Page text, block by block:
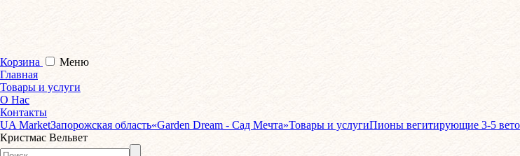
Корзина
Меню
Главная
Товары и услуги
О Нас
Контакты
UA MarketЗапорожская область«Garden Dream - Сад Мечта»Товары и услугиПионы вегитирующие 3-5
Кристмас Вельвет